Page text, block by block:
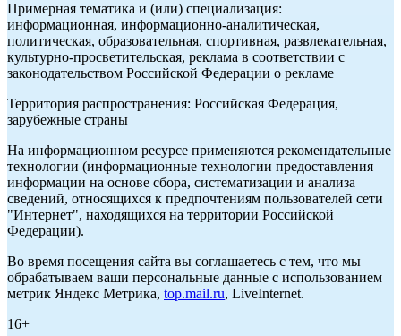
Примерная тематика и (или) специализация:
информационная, информационно-аналитическая,
политическая, образовательная, спортивная, развлекательная,
культурно-просветительская, реклама в соответствии с
законодательством Российской Федерации о рекламе
Территория распространения: Российская Федерация,
зарубежные страны
На информационном ресурсе применяются рекомендательные
технологии (информационные технологии предоставления
информации на основе сбора, систематизации и анализа
сведений, относящихся к предпочтениям пользователей сети
"Интернет", находящихся на территории Российской
Федерации).
Во время посещения сайта вы соглашаетесь с тем, что мы
обрабатываем ваши персональные данные с использованием
метрик Яндекс Метрика, top.mail.ru, LiveInternet.
16+